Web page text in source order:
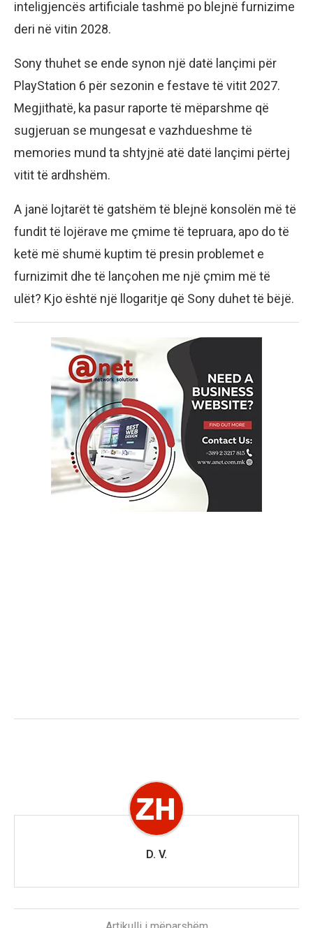
inteligjencës artificiale tashmë po blejnë furnizime
deri në vitin 2028.
Sony thuhet se ende synon një datë lançimi për
PlayStation 6 për sezonin e festave të vitit 2027.
Megjithatë, ka pasur raporte të mëparshme që
sugjeruan se mungesat e vazhdueshme të
memories mund ta shtyjnë atë datë lançimi përtej
vitit të ardhshëm.
A janë lojtarët të gatshëm të blejnë konsolën më të
fundit të lojërave me çmime të tepruara, apo do të
ketë më shumë kuptim të presin problemet e
furnizimit dhe të lançohen me një çmim më të
ulët? Kjo është një llogaritje që Sony duhet të bëjë.
D. V.